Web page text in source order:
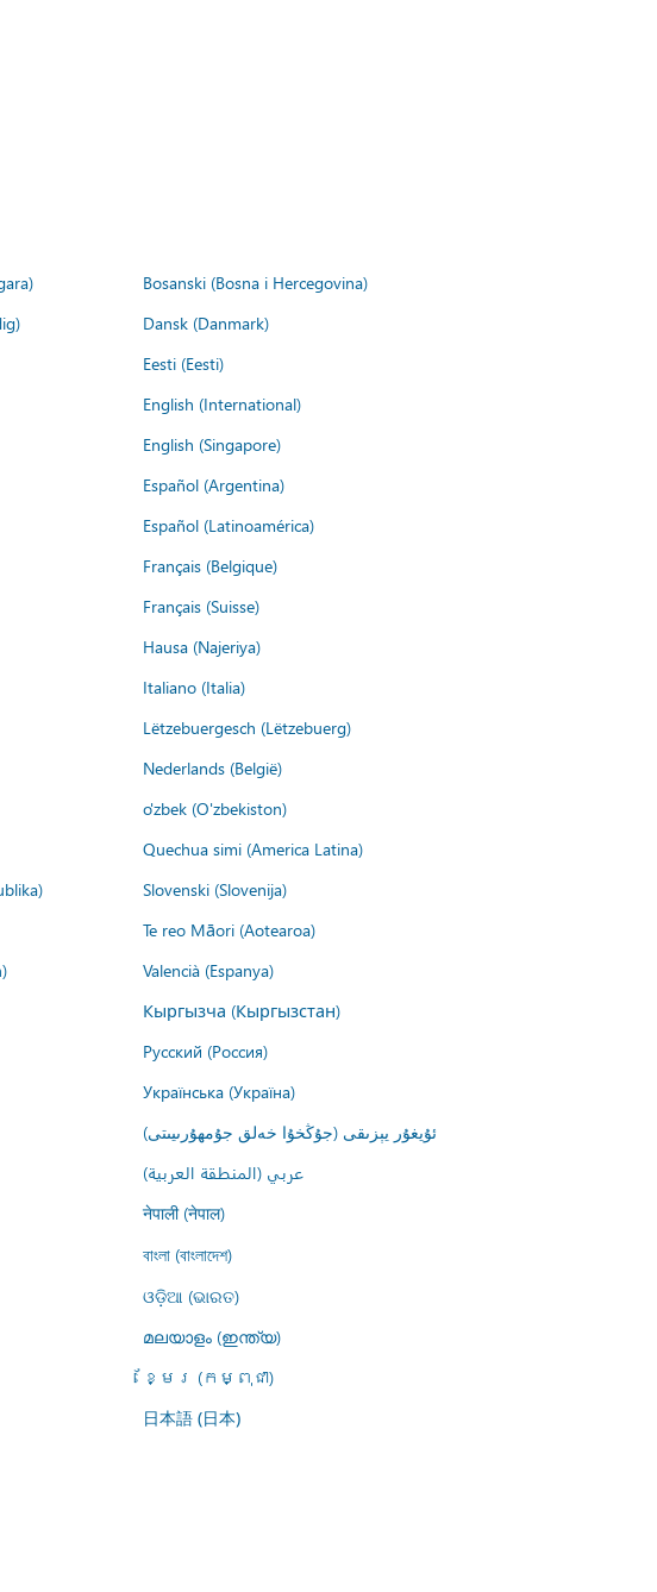
Bosanski (Bosna i Hercegovina)
Dansk (Danmark)
Eesti (Eesti)
English (International)
English (Singapore)
Español (Argentina)
Español (Latinoamérica)
Français (Belgique)
Français (Suisse)
Hausa (Najeriya)
Italiano (Italia)
Lëtzebuergesch (Lëtzebuerg)
Nederlands (België)
o'zbek (O'zbekiston)
Quechua simi (America Latina)
Slovenski (Slovenija)
Te reo Māori (Aotearoa)
Valencià (Espanya)
Кыргызча (Кыргызстан)
Русский (Россия)
Українська (Україна)
ئۇيغۇر يېزىقى (جۇڭخۇا خەلق جۇمھۇرىيىتى)
عربي (المنطقة العربية)
नेपाली (नेपाल)
বাংলা (বাংলাদেশ)
ଓଡ଼ିଆ (ଭାରତ)
മലയാളം (ഇന്ത്യ)
ខ្មែរ (កម្ពុជា)
日本語 (日本)